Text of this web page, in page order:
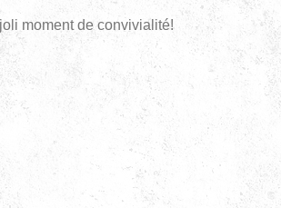
moment de convivialité!